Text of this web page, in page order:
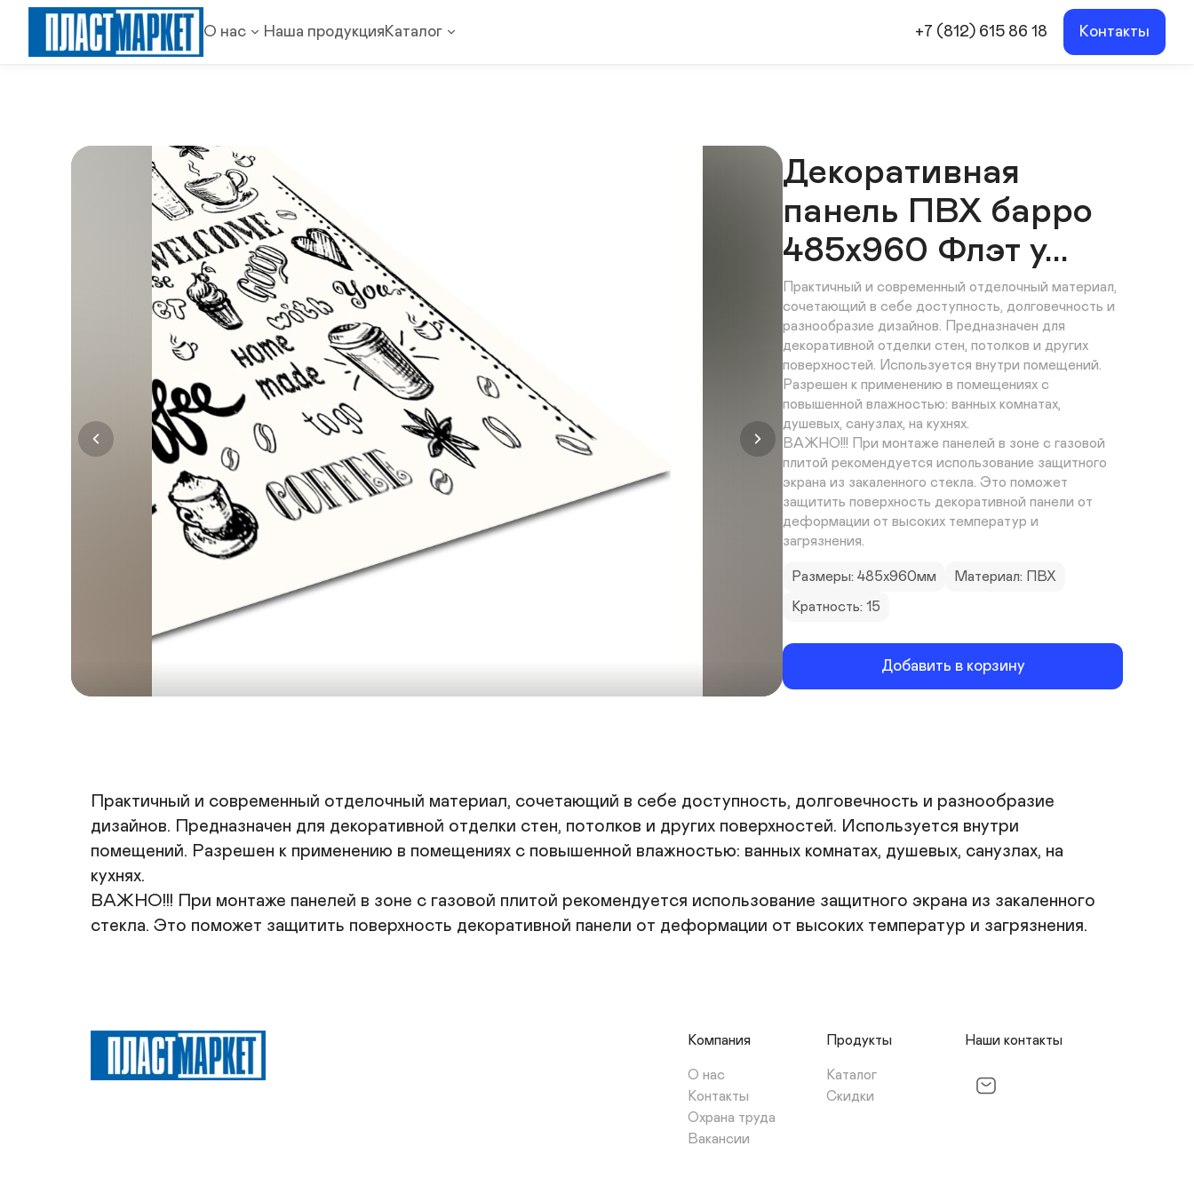
О нас Наша продукцияКаталог +7 (812) 615 86 18 Контакты
Декоративная
панель ПВХ барро
485х960 Флэт у...
Практичный и современный отделочный материал,
сочетающий в себе доступность, долговечность и
разнообразие дизайнов. Предназначен для
декоративной отделки стен, потолков и других
поверхностей. Используется внутри помещений.
Разрешен к применению в помещениях с
повышенной влажностью: ванных комнатах,
душевых, санузлах, на кухнях.
ВАЖНО!!! При монтаже панелей в зоне с газовой
плитой рекомендуется использование защитного
экрана из закаленного стекла. Это поможет
защитить поверхность декоративной панели от
деформации от высоких температур и
загрязнения.
Размеры: 485х960мм Материал: ПВХ
Кратность: 15
Добавить в корзину
Практичный и современный отделочный материал, сочетающий в себе доступность, долговечность и разнообразие
дизайнов. Предназначен для декоративной отделки стен, потолков и других поверхностей. Используется внутри
помещений. Разрешен к применению в помещениях с повышенной влажностью: ванных комнатах, душевых, санузлах, на
кухнях.
ВАЖНО!!! При монтаже панелей в зоне с газовой плитой рекомендуется использование защитного экрана из закаленного
стекла. Это поможет защитить поверхность декоративной панели от деформации от высоких температур и загрязнения.
Компания
О нас
Контакты
Охрана труда
Вакансии
Продукты
Каталог
Скидки
Наши контакты